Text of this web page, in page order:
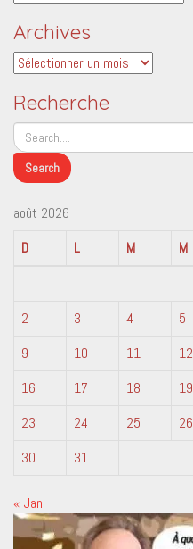
Archives
Archives
Recherche
août 2026
D
L M M
2
3 4 5
9
10 11 12
16
17 18 19
23
24 25 26
30
31
« Jan